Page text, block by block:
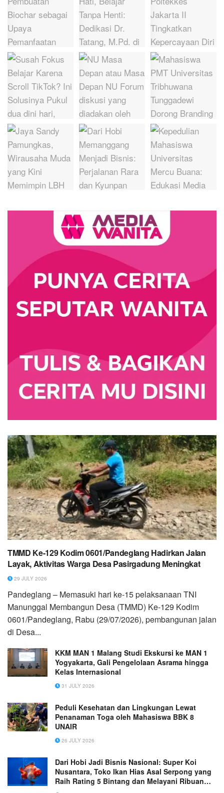
TMMD Ke-129 Kodim 0601/Pandeglang Hadirkan Jalan
Layak, Aktivitas Warga Desa Pasirgadung Meningkat
29 JULY 2026
Pandeglang – Memasuki hari ke-15 pelaksanaan TNI
Manunggal Membangun Desa (TMMD) Ke-129 Kodim
0601/Pandeglang, Rabu (29/07/2026), pembangunan jalan
di Desa...
KKM MAN 1 Malang Studi Ekskursi ke MAN 1
Yogyakarta, Gali Pengelolaan Asrama hingga
Kelas Internasional
31 JULY 2026
Peduli Kesehatan dan Lingkungan Lewat
Penanaman Toga oleh Mahasiswa BBK 8
UNAIR
26 JULY 2026
Dari Hobi Jadi Bisnis Nasional: Super Koi
Nusantara, Toko Ikan Hias Asal Serpong yang
Raih Rating 5 Bintang dan Melayani Ribuan
Pelanggan se-Indonesia (Ganti gambar utama,